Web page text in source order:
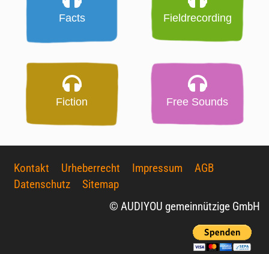
Facts Fieldrecording
Fiction Free Sounds
Kontakt Urheberrecht Impressum
AGB
Datenschutz
Sitemap
© AUDIYOU gemeinnützige GmbH